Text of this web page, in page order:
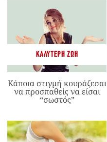
ΚΑΛΎΤΕΡΗ ΖΩΉ
Κάποια στιγμή κουράζεσαι
να προσπαθείς να είσαι
“σωστός”